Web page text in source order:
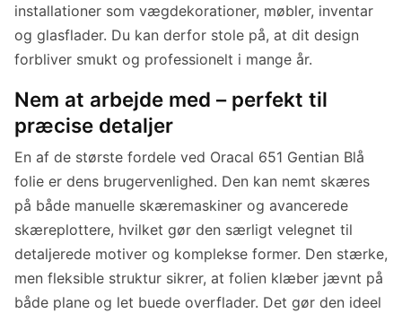
installationer som vægdekorationer, møbler, inventar
og glasflader. Du kan derfor stole på, at dit design
forbliver smukt og professionelt i mange år.
Nem at arbejde med – perfekt til
præcise detaljer
En af de største fordele ved Oracal 651 Gentian Blå
folie er dens brugervenlighed. Den kan nemt skæres
på både manuelle skæremaskiner og avancerede
skæreplottere, hvilket gør den særligt velegnet til
detaljerede motiver og komplekse former. Den stærke,
men fleksible struktur sikrer, at folien klæber jævnt på
både plane og let buede overflader. Det gør den ideel